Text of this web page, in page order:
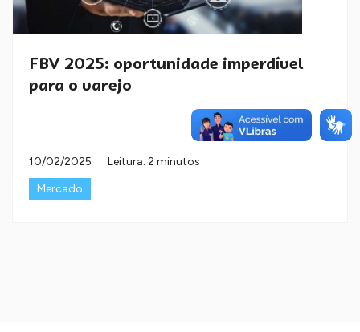
FBV 2025: oportunidade imperdível
para o varejo
10/02/2025
Leitura: 2 minutos
Mercado